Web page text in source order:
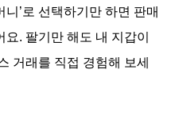
’로 선택하기만 하면 판매
. 팔기만 해도 내 지갑이
거래를 직접 경험해 보세